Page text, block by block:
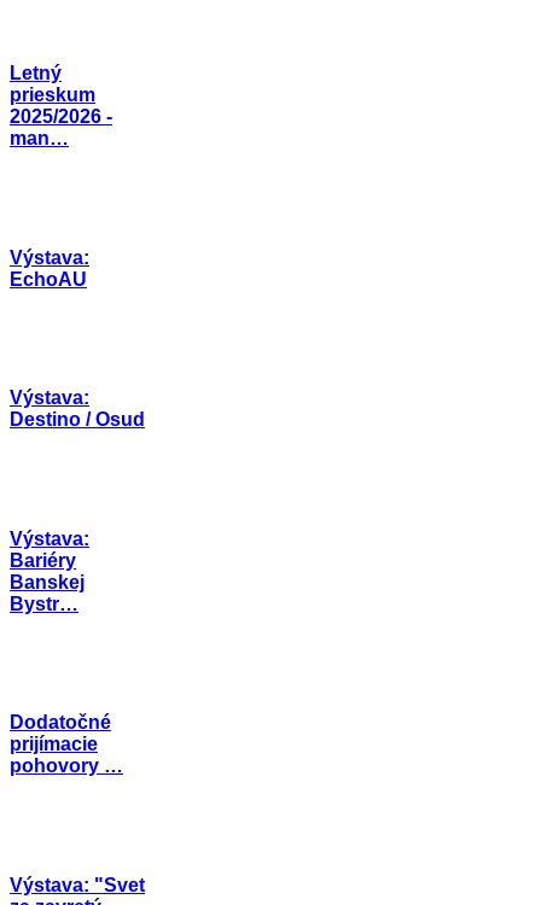
Letný
prieskum
2025/2026 -
man…
Výstava:
EchoAU
Výstava:
Destino / Osud
Výstava:
Bariéry
Banskej
Bystr…
Dodatočné
prijímacie
pohovory …
Výstava: "Svet